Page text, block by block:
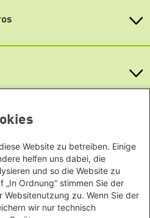
in den
Globaler
Website zu betreiben. Einige
helfen uns dabei, die
und so die Website zu
Ordnung“ stimmen Sie der
Websitenutzung zu. Wenn Sie der
wir nur technisch